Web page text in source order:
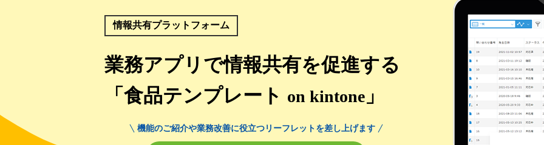
情報共有プラットフォーム
業務アプリで情報共有を促進する
「食品テンプレート on kintone 」
機能のご紹介や業務改善に役立つ リーフレットを差し上げます